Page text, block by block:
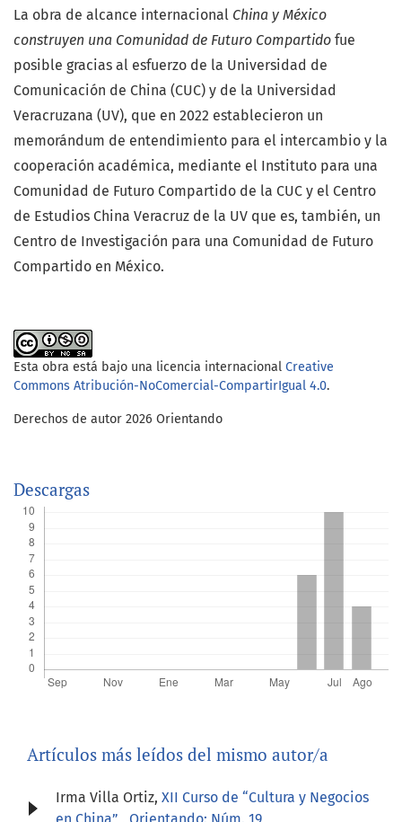
La obra de alcance internacional China y México
construyen una Comunidad de Futuro Compartido fue
posible gracias al esfuerzo de la Universidad de
Comunicación de China (CUC) y de la Universidad
Veracruzana (UV), que en 2022 establecieron un
memorándum de entendimiento para el intercambio y la
cooperación académica, mediante el Instituto para una
Comunidad de Futuro Compartido de la CUC y el Centro
de Estudios China Veracruz de la UV que es, también, un
Centro de Investigación para una Comunidad de Futuro
Compartido en México.
Esta obra está bajo una licencia internacional Creative
Commons Atribución-NoComercial-CompartirIgual 4.0.
Derechos de autor 2026 Orientando
Descargas
Artículos más leídos del mismo autor/a
Irma Villa Ortiz, XII Curso de “Cultura y Negocios